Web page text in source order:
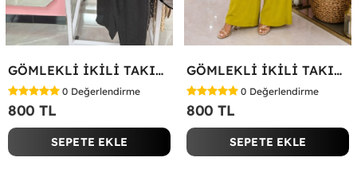
GÖMLEKLİ İKİLİ TAKIM Siyah
0 Değerlendirme
800 TL
SEPETE EKLE
GÖMLEKLİ İKİLİ TAKIM Yağ Yeşili
0 Değerlendirme
800 TL
SEPETE EKLE